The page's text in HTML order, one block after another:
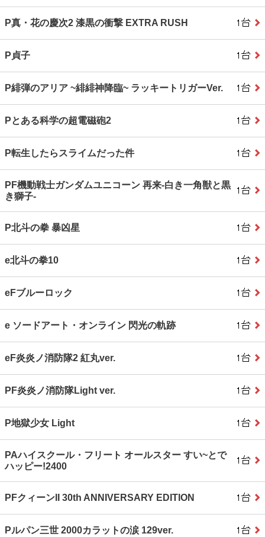
P真・花の慶次2 漆黒の衝撃 EXTRA RUSH
P貞子
P緋弾のアリア ~緋緋神降臨~ ラッキートリガーVer.
Pとある科学の超電磁砲2
P転生したらスライムだった件
PF機動戦士ガンダムユニコーン 再来‐白き一角獣と黒
き獅子‐
P北斗の拳 暴凶星
e北斗の拳10
eFブルーロック
e ソードアート・オンライン 閃光の軌跡
eF炎炎ノ消防隊2 紅丸ver.
PF炎炎ノ消防隊Light ver.
P地獄少女 Light
PAハイスクール・フリート オールスター すい~とで
ハッピー!2400
PFクィーンII 30th ANNIVERSARY EDITION
Pルパン三世 2000カラットの涙 129ver.